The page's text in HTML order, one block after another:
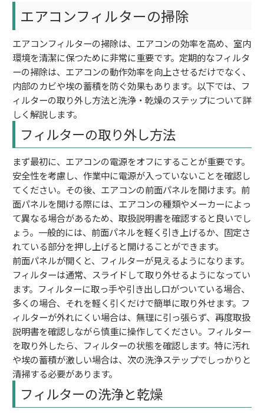
エアコンフィルターの掃除
エアコンフィルターの掃除は、エアコンの効率を高め、室内
環境を清潔に保つために非常に重要です。定期的なフィルタ
ーの掃除は、エアコンの動作効率を向上させるだけでなく、
内部のカビや埃の蓄積を防ぐ効果もあります。以下では、フ
ィルターの取り外し方法と洗浄・乾燥のステップについて詳
しく解説します。
フィルターの取り外し方法
まず最初に、エアコンの電源をオフにすることが重要です。
安全性を考慮し、作業中に電源が入っていないことを確認し
てください。その後、エアコンの前面パネルを開けます。前
面パネルを開ける際には、エアコンの種類やメーカーによっ
て異なる場合があるため、取扱説明書を確認すると良いでし
ょう。一般的には、前面パネルを軽く引き上げるか、固定さ
れている部分を押し上げると開けることができます。
前面パネルが開くと、フィルターが見えるようになります。
フィルターは通常、スライドして取り外せるようになってい
ます。フィルターに取っ手や引き出し口がついている場合、
多くの場合、それを軽く引くだけで簡単に取り外せます。フ
ィルターが外れにくい場合は、無理に引っ張らず、再度取扱
説明書を確認しながら慎重に操作してください。フィルター
を取り外したら、フィルターの状態を確認します。特に汚れ
や埃の蓄積が激しい場合は、次の洗浄ステップでしっかりと
清掃する必要があります。
フィルターの洗浄と乾燥